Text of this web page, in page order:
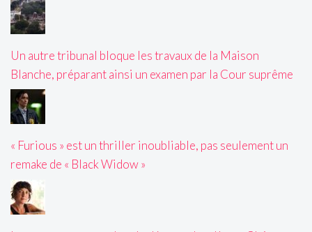
Un autre tribunal bloque les travaux de la Maison
Blanche, préparant ainsi un examen par la Cour suprême
« Furious » est un thriller inoubliable, pas seulement un
remake de « Black Widow »